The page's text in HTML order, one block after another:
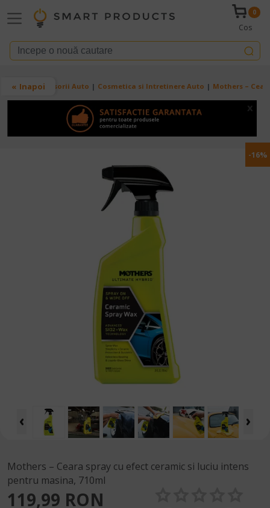
0
Cos
Breadcrumb
Acasa Accesorii Auto Cosmetica si Intretinere Auto Mothers –
Inapoi
x
-16%
Mothers – Ceara spray cu efect ceramic si luciu intens
pentru masina, 710ml
119,99 RON